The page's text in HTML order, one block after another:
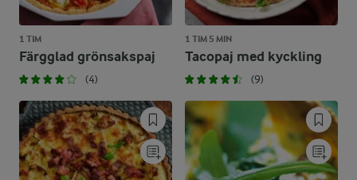
1 TIM
Färgglad grönsakspaj
(4)
1 TIM 5 MIN
Tacopaj med kyckling
(9)